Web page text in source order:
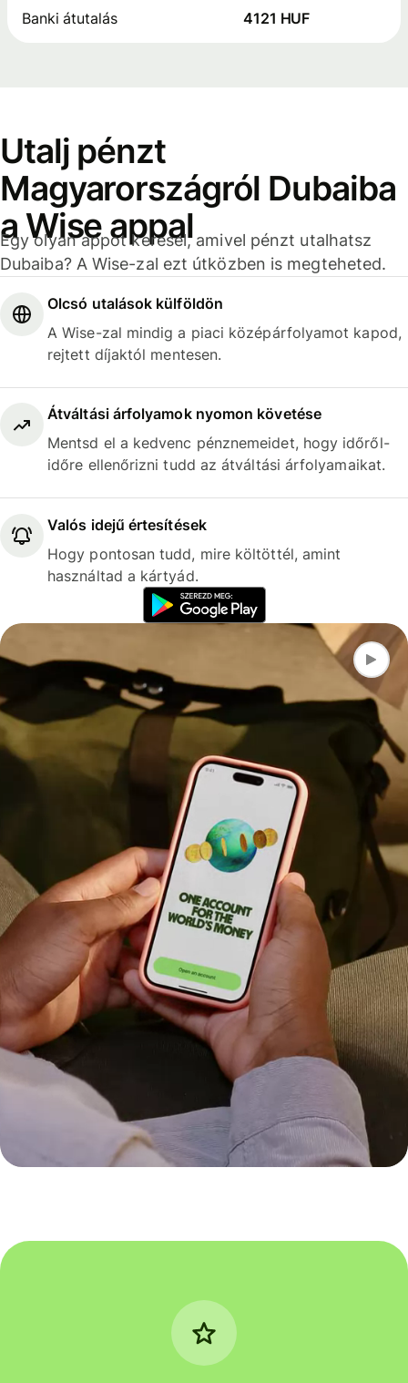
Banki átutalás 4121 HUF
Utalj pénzt
Magyarországról Dubaiba
a Wise appal
Egy olyan appot keresel, amivel pénzt utalhatsz
Dubaiba? A Wise-zal ezt útközben is megteheted.
Olcsó utalások külföldön
A Wise-zal mindig a piaci középárfolyamot kapod,
rejtett díjaktól mentesen.
Átváltási árfolyamok nyomon követése
Mentsd el a kedvenc pénznemeidet, hogy időről-
időre ellenőrizni tudd az átváltási árfolyamaikat.
Valós idejű értesítések
Hogy pontosan tudd, mire költöttél, amint
használtad a kártyád.